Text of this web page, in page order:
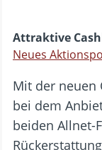
Attraktive
Neues
Mit der neuen
bei dem
beiden Allnet-